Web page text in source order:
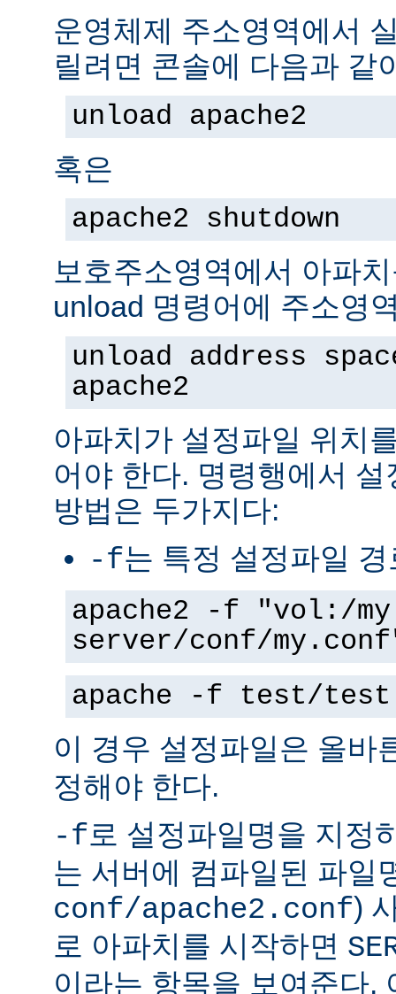
운영체제 주소영역에서
릴려면 콘솔에 다음과 같
unload apache2
혹은
apache2 shutdown
보호주소영역에서 아파
unload 명령어에 주소영
unload address
apache2
아파치가 설정파일 위치
어야 한다. 명령행에서
방법은 두가지다:
-f는 특정 설정파일
apache2 -f "vol:/my
server/conf/
apache -f test/
이 경우 설정파일은 올바
정해야 한다.
-f로 설정파일명을 지정
는 서버에 컴파일된 파일
conf/apache2.conf)
로 아파치를 시작하면
이라는 항목을 보여준다.